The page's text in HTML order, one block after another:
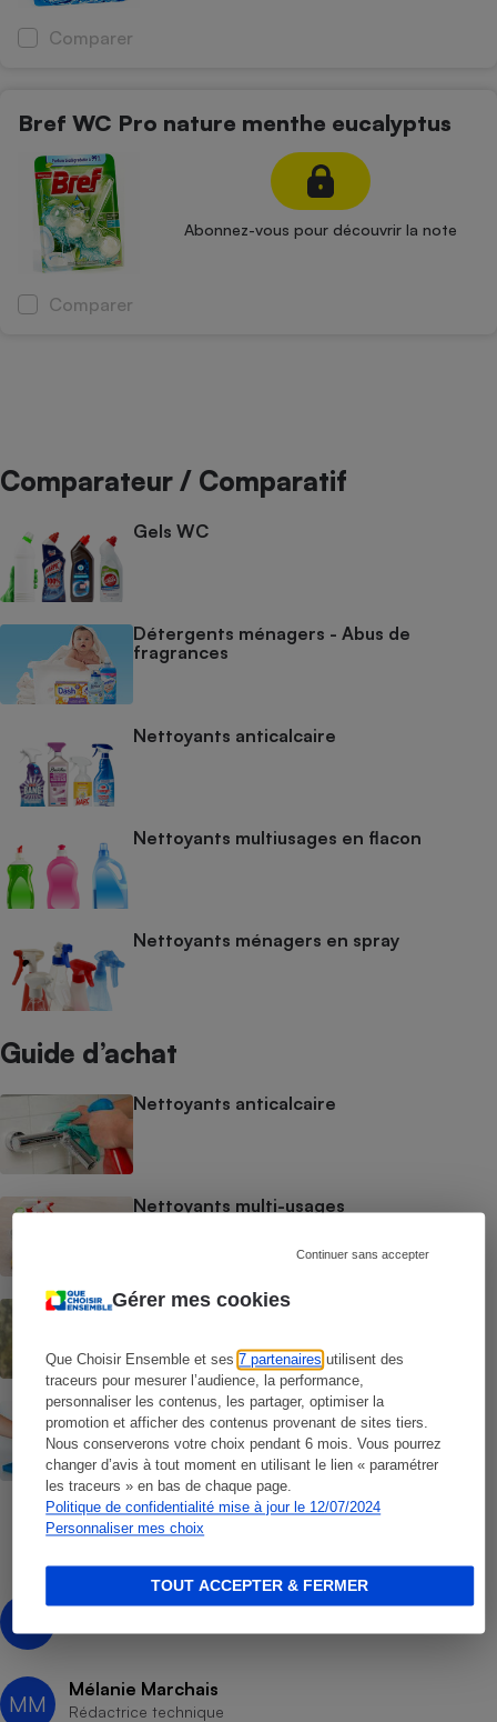
Gérer mes cookies
Que Choisir Ensemble et ses7 partenaires utilisent des
traceurs pour mesurer l’audience, la performance,
personnaliser les contenus, les partager, optimiser la
promotion et afficher des contenus provenant de sites tiers.
Nous conserverons votre choix pendant 6 mois. Vous pourrez
changer d’avis à tout moment en utilisant le lien « paramétrer
les traceurs » en bas de chaque page.
Politique de confidentialité mise à jour le 12/07/2024
Personnaliser mes choix
Continuer sans accepter
TOUT ACCEPTER & FERMER
Comparer
Bref WC Pro nature menthe eucalyptus
Abonnez-vous pour découvrir la note
Comparer
Comparateur / Comparatif
Gels WC
Détergents ménagers - Abus de
fragrances
Nettoyants anticalcaire
Nettoyants multiusages en flacon
Nettoyants ménagers en spray
Guide d’achat
Nettoyants anticalcaire
Nettoyants multi-usages
Nettoyants vitres
Nettoyants ménagers
Élisabeth Chesnais
MM
Mélanie Marchais
Rédactrice technique